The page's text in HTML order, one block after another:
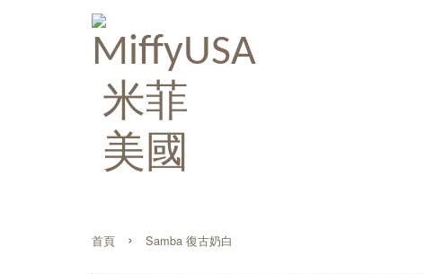
首頁 › Samba 復古奶白